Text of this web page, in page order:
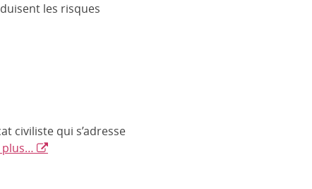
les risques
civiliste qui s’adresse
plus…